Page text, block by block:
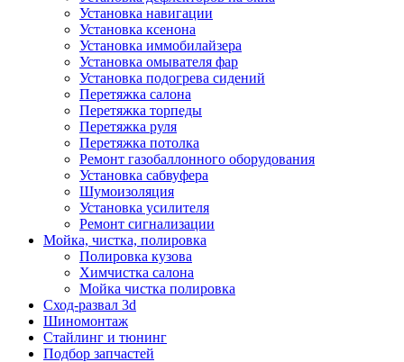
Установка навигации
Установка ксенона
Установка иммобилайзера
Установка омывателя фар
Установка подогрева сидений
Перетяжка салона
Перетяжка торпеды
Перетяжка руля
Перетяжка потолка
Ремонт газобаллонного оборудования
Установка сабвуфера
Шумоизоляция
Установка усилителя
Ремонт сигнализации
Мойка, чистка, полировка
Полировка кузова
Химчистка салона
Мойка чистка полировка
Сход-развал 3d
Шиномонтаж
Стайлинг и тюнинг
Подбор запчастей